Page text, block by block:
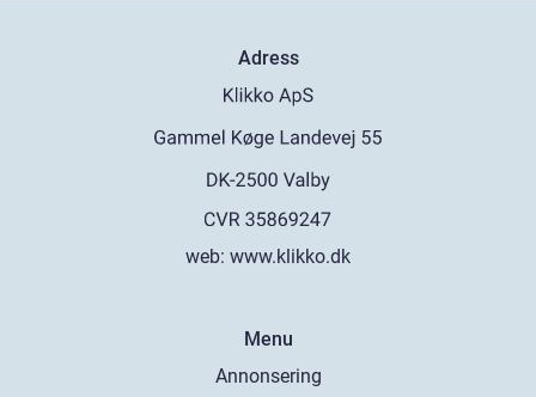
Adress
web: www.klikko.dk
Menu
Annonsering